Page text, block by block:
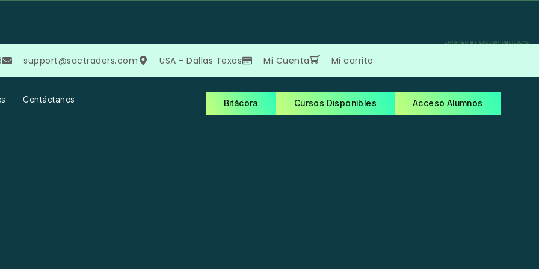
CRAFTED BY LALATAPUBLICIDAD
support@sactraders.com USA - Dallas Texas Mi Cuenta Mi carrito
Contáctanos Bitácora Cursos Disponibles Acceso Alumnos